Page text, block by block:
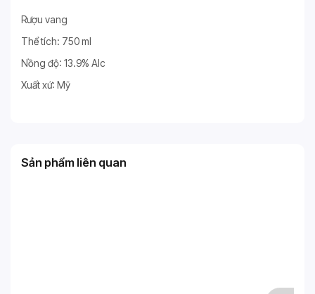
Rượu vang
Thể tích: 750 ml
Nồng độ: 13.9% Alc
Xuất xứ: Mỹ
Sản phẩm liên quan